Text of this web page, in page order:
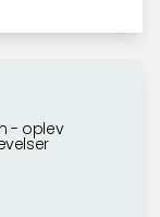
- oplev